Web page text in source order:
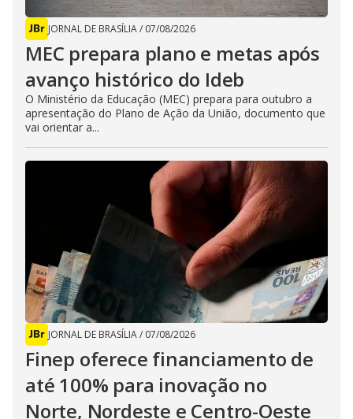
JORNAL DE BRASÍLIA/ 07/08/2026
MEC prepara plano e metas após
avanço histórico do Ideb
O Ministério da Educação (MEC) prepara para outubro a
apresentação do Plano de Ação da União, documento que
vai orientar a...
JORNAL DE BRASÍLIA/ 07/08/2026
Finep oferece financiamento de
até 100% para inovação no
Norte, Nordeste e Centro-Oeste